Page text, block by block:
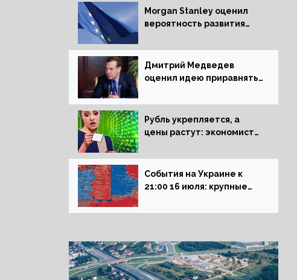
Morgan Stanley оценил
вероятность развития
Дмитрий Медведев
оценил идею приравнять
блокадникам
Рубль укрепляется, а
цены растут: экономист
падающего доллара на
рынок РФ
События на Украине к
21:00 16 июля: крупные
Северском, Киев